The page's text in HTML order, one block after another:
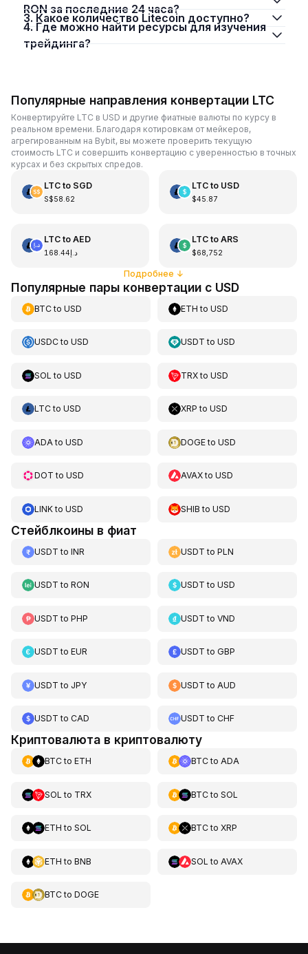
RON за последние 24 часа?
3. Какое количество Litecoin доступно?
4. Где можно найти ресурсы для изучения
трейдинга?
Популярные направления конвертации LTC
Конвертируйте LTC в USD и другие фиатные валюты по курсу в
реальном времени. Благодаря котировкам от мейкеров,
агрегированным на Bybit, вы можете проверить текущую
стоимость LTC и совершить конвертацию с уверенностью в точных
курсах и без скрытых спредов.
LTCto SGD
S$58.62
LTCto USD
$45.87
LTCto AED
د.إ168.44
LTCto ARS
$68,752
Подробнее ↓
Популярные пары конвертации с USD
BTCto USD ETH toUSD
USDCto USD USDT toUSD
SOL to USD TRXtoUSD
LTCto USD XRP toUSD
ADA to USD DOGEtoUSD
DOT to USD AVAXtoUSD
LINKto USD SHIB toUSD
Стейблкоины в фиат
USDT to INR USDT toPLN
USDT to RON USDT toUSD
USDT to PHP USDT toVND
USDT to EUR USDT toGBP
USDT to JPY USDT to AUD
USDT to CAD USDT toCHF
Криптовалюта в криптовалюту
BTCto ETH BTCto ADA
SOL to TRX BTCto SOL
ETH to SOL BTCto XRP
ETH to BNB SOL to AVAX
BTCto DOGE